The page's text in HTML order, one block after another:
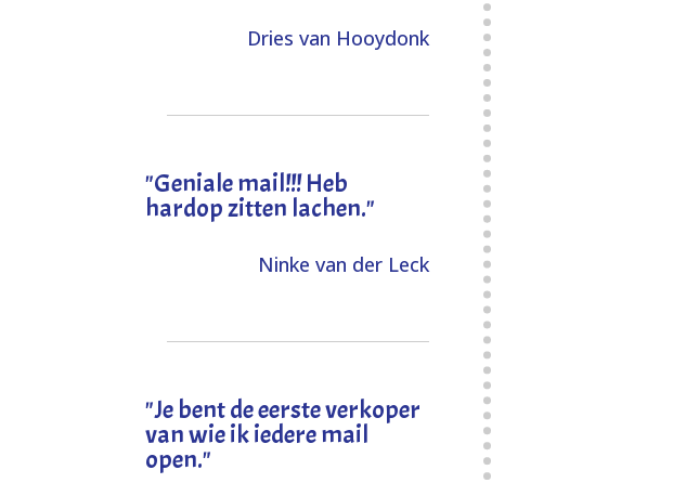
Dries van Hooydonk
"Geniale mail!!! Heb
hardop zitten lachen."
Ninke van der Leck
"Je bent de eerste verkoper
van wie ik iedere mail
open."